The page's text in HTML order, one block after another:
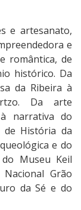
e artesanato,
e
romântica, de
histórico. Da
da Ribeira à
Da arte
narrativa do
História da
e do
Museu Keil
Grão
da Sé e do